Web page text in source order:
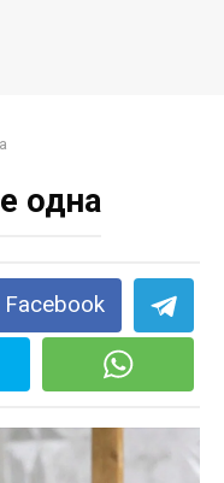
одна